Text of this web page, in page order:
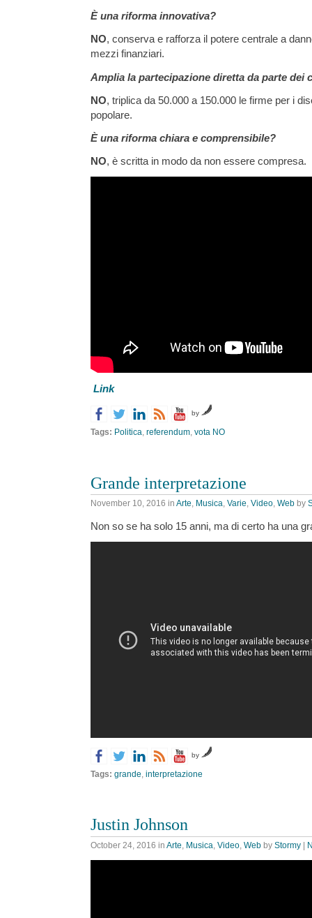
È una riforma innovativa?
NO, conserva e rafforza il potere centrale a
mezzi finanziari.
Amplia la partecipazione diretta da parte dei
NO, triplica da 50.000 a 150.000 le firme per i
popolare.
È una riforma chiara e comprensibile?
NO, è scritta in modo da non essere compresa.
Link
by
Tags: Politica, referendum, vota NO
Grande interpretazione
November 10, 2016 in Arte, Musica, Varie, Video, Web by
Non so se ha solo 15 anni, ma di certo ha una
by
Tags: grande, interpretazione
Justin Johnson
October 24, 2016 in Arte, Musica, Video, Web by Stormy |